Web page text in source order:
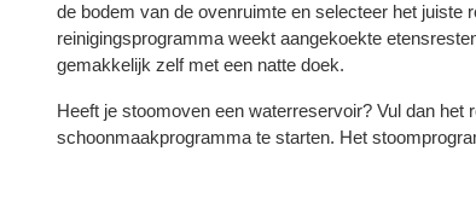
de bodem van de ovenruimte en selecteer het juiste
reinigingsprogramma weekt aangekoekte
gemakkelijk zelf met een natte doek.
Heeft je stoomoven een waterreservoir? Vul dan het
schoonmaakprogramma te starten. Het